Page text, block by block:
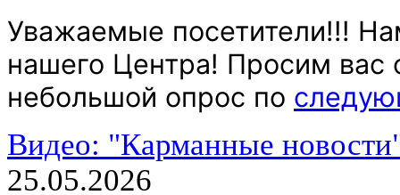
Уважаемые посетители!!!
нашего Центра! Просим вас
небольшой опрос по
Видео: "Карманные
25.05.2026